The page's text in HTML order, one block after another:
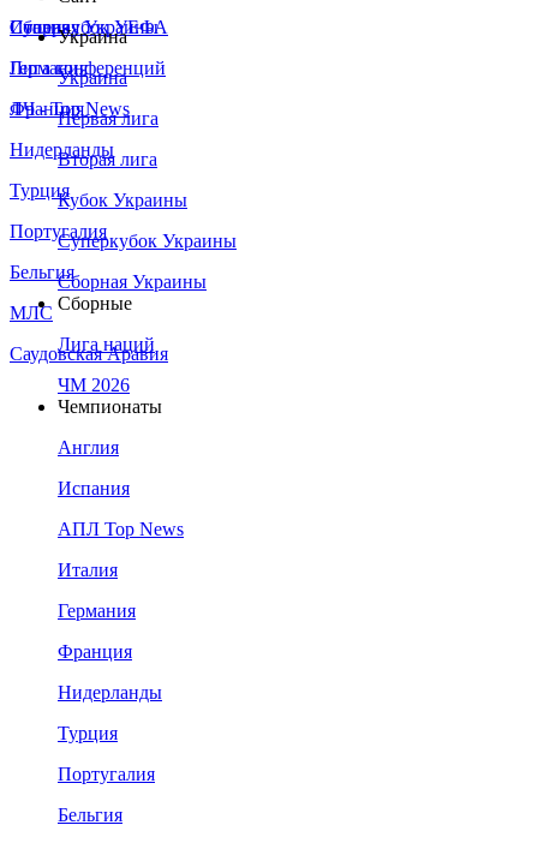
Сборная Украины
Италия
Германия
Франция
Нидерланды
Турция
Португалия
Бельгия
МЛС
Саудовская Аравия
Суперкубок УЕФА
Лига конференций
ЛЧ - Top News
Украина
Украина
Первая лига
Вторая лига
Кубок Украины
Суперкубок Украины
Сборная Украины
Сборные
Лига наций
ЧМ 2026
Чемпионаты
Англия
Испания
АПЛ Top News
Италия
Германия
Франция
Нидерланды
Турция
Португалия
Бельгия